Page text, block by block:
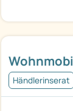
Händlerinserat